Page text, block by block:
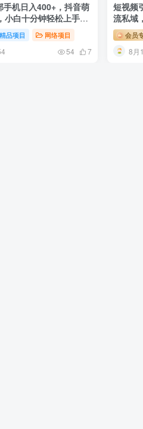
手机日入400+，抖音萌
小白十分钟轻松上手
精品项目 网络项目
54 7
短视频
流私域
会员
8月